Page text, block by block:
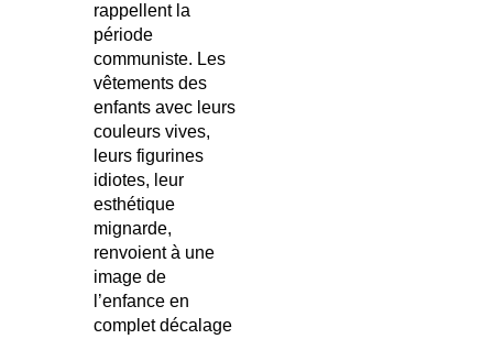
rappellent la
période
communiste. Les
vêtements des
enfants avec leurs
couleurs vives,
leurs figurines
idiotes, leur
esthétique
mignarde,
renvoient à une
image de
l’enfance en
complet décalage